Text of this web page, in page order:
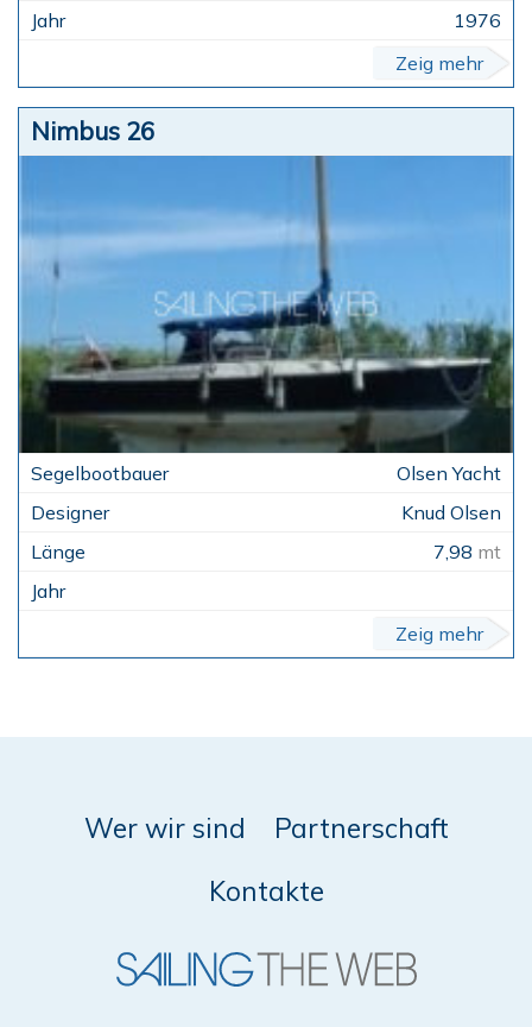
1976
Zeig mehr
Nimbus 26
Olsen Yacht
Knud Olsen
7,98 mt
Zeig mehr
Wer wir sind
Partnerschaft
Kontakte